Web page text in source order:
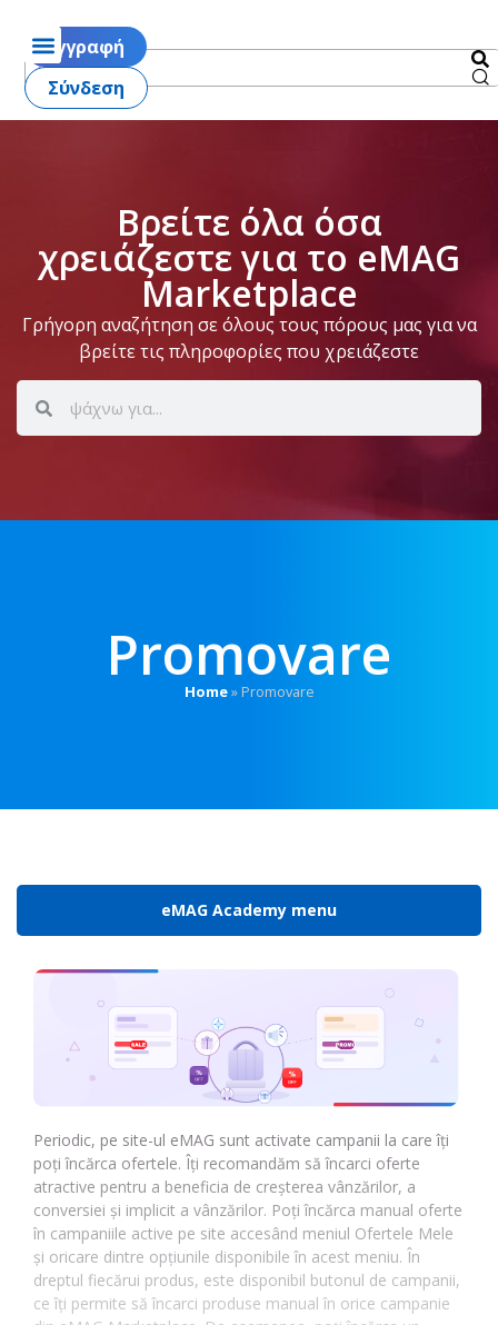
Εγγραφή
Σύνδεση
Βρείτε όλα όσα
χρειάζεστε για το eMAG
Marketplace
Γρήγορη αναζήτηση σε όλους τους πόρους μας για να
βρείτε τις πληροφορίες που χρειάζεστε
Promovare
Home»Promovare
eMAG Academy menu
Periodic, pe site-ul eMAG sunt activate campanii la care îți
poți încărca ofertele. Îți recomandăm să încarci oferte
atractive pentru a beneficia de creșterea vânzărilor, a
conversiei și implicit a vânzărilor. Poți încărca manual oferte
în campaniile active pe site accesând meniul Ofertele Mele
și oricare dintre opțiunile disponibile în acest meniu. În
dreptul fiecărui produs, este disponibil butonul de campanii,
ce îți permite să încarci produse manual în orice campanie